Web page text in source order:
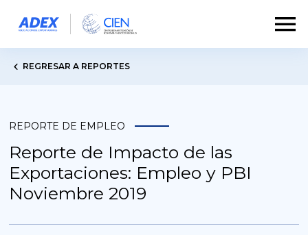
REGRESAR A REPORTES
REPORTE DE EMPLEO
Reporte de Impacto de las
Exportaciones: Empleo y PBI
Noviembre 2019